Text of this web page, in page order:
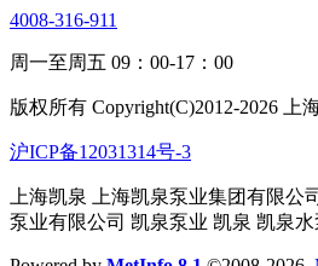
4008-316-911
周一至周五 09：00-17：00
版权所有 Copyright(C)2012-2026 上
沪ICP备12031314号-3
上海凯泉 上海凯泉泵业集团有限公司
泵业有限公司 凯泉泵业 凯泉 凯泉水